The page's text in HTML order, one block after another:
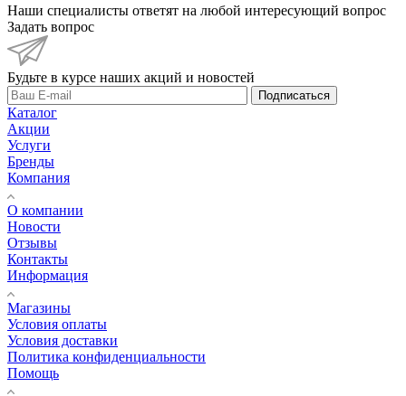
Наши специалисты ответят на любой интересующий вопрос
Задать вопрос
Будьте в курсе наших акций и новостей
Подписаться
Каталог
Акции
Услуги
Бренды
Компания
О компании
Новости
Отзывы
Контакты
Информация
Магазины
Условия оплаты
Условия доставки
Политика конфиденциальности
Помощь